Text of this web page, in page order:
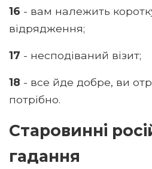
16 - вам належить
відрядження;
17 - несподіваний візит;
18 - все йде добре, ви
потрібно.
Старовинні
гадання